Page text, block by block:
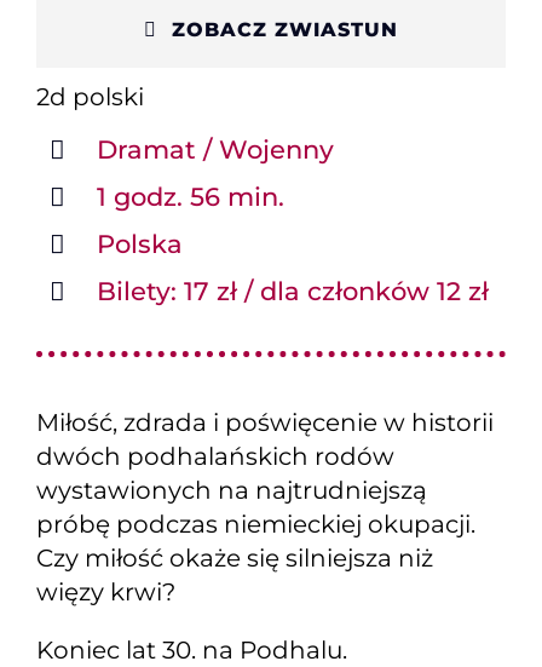
ZOBACZ ZWIASTUN
2d polski
Dramat / Wojenny
1 godz. 56 min.
Polska
Bilety: 17 zł / dla członków 12 zł
Miłość, zdrada i poświęcenie w historii
dwóch podhalańskich rodów
wystawionych na najtrudniejszą
próbę podczas niemieckiej okupacji.
Czy miłość okaże się silniejsza niż
więzy krwi?
Koniec lat 30. na Podhalu.